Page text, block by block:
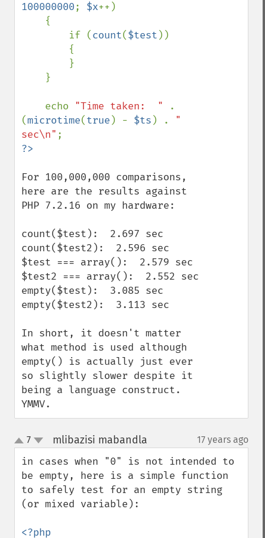
100000000; $x++)
        if (
count($test ))
    echo
"Time taken:  "
.
(microtime(true ) - $ts ) . "
sec\n"
For 100,000,000 comparisons,
here are the results against
PHP 7.2.16 on my hardware:
count($test):  2.697 sec
count($test2):  2.596 sec
$test === array():  2.579 sec
$test2 === array():  2.552 sec
empty($test):  3.085 sec
empty($test2):  3.113 sec
In short, it doesn't matter
what method is used although
empty() is actually just ever
so slightly slower despite it
being a language construct.
YMMV.
up
down
7 mlibazisi mabandla 17 years ago
in cases when "0" is not intended to
be empty, here is a simple function
to safely test for an empty string
(or mixed variable):